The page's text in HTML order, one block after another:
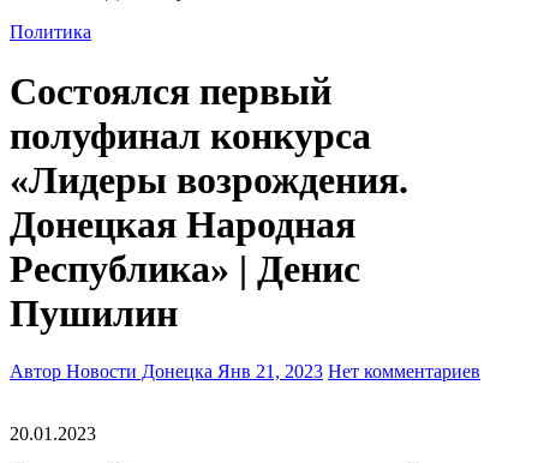
Политика
Состоялся первый
полуфинал конкурса
«Лидеры возрождения.
Донецкая Народная
Республика» | Денис
Пушилин
Автор Новости Донецка Янв 21, 2023 Нет комментариев
20.01.2023